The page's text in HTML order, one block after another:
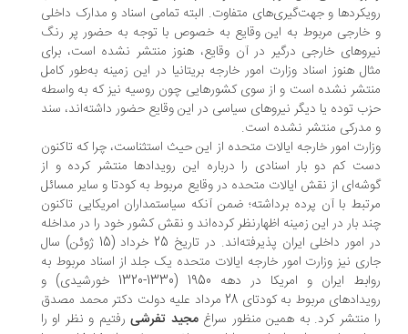
و جهت‌گیری‌های متفاوت. البته تمامی اسناد و مدارک داخلی
مربوط به این وقایع به خصوص با توجه به حضور پر رنگ
خارجی درگیر در آن وقایع، هنوز منتشر نشده است، برای
هنوز اسناد وزارت امور خارجه بریتانیا در این زمینه به‌طور کامل
نشده است و از سوی کشورهایی چون روسیه نیز که به واسطه
توده یا دیگر نیروهای سیاسی در این وقایع حضور داشته‌اند، سند
منتشر نشده است.
امور خارجه ایالات متحده از این حیث استثناست، چرا که تاکنون
کم دو بار اسنادی را درباره این رویدادها منتشر کرده و از
از نقش ایالات متحده در وقایع مربوط به کودتا و سایر مسائل
با آن پرده برداشته؛ ضمن آنکه سیاستمداران امریکایی تاکنون
بار در این زمینه اظهارنظر کرده‌اند و نقش کشور خود را در مداخله
در امور داخلی ایران پذیرفته‌اند. در تاریخ 25 خرداد (15 ژوئن) سال
نیز وزارت امور خارجه ایالات متحده یک جلد از اسناد مربوط به
روابط ایران و امریکا در دهه 1950 (1330-1320 خورشیدی) و
رویدادهای مربوط به کودتای 28 مرداد علیه دولت دکتر محمد مصدق
منتشر کرد. به همین منظور سراغمجید تفرشی رفتیم و نظر او را